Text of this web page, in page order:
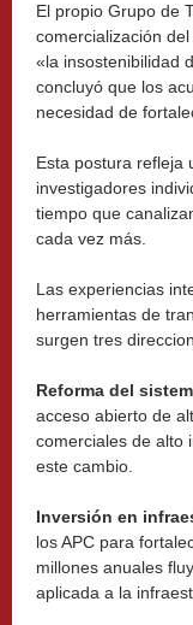
El propio Grupo de
comercialización
«la insostenibilidad
concluyó que los
necesidad de
Esta postura refleja
investigadores
tiempo que
cada vez más.
Las experiencias
herramientas de
surgen tres
Reforma del
acceso abierto de
comerciales de alto
este cambio.
Inversión en
los APC para
millones anuales
aplicada a la